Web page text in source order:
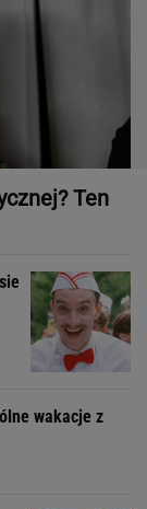
Ten
wakacje z